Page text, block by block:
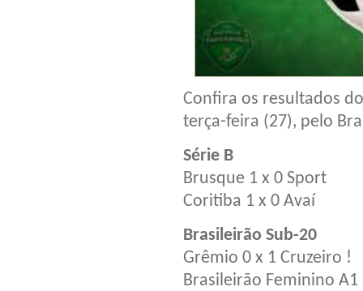
Confira os resultados
terça-feira (27), pelo
Série B
Brusque 1 x 0 Sport
Coritiba 1 x 0 Avaí
Brasileirão Sub-20
Grêmio 0 x 1 Cruzeiro !
Brasileirão Feminino A1